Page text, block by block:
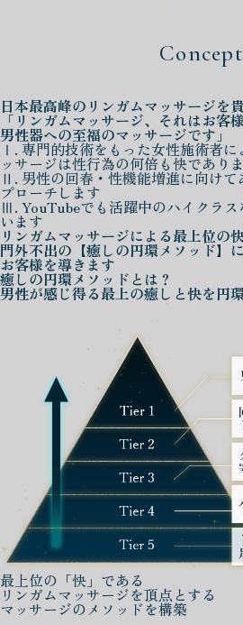
Concept
日本最高峰の リンガムマッサージを
「リンガムマッサージ、それはお客
男性器への至福のマッサージです」
Ⅰ. 専門的技術をもった女性施術者に
ッサージは性行為の何倍も快であり
Ⅱ. 男性の回春・性機能増進に向け
プローチします
Ⅲ. YouTubeでも活躍中のハイクラ
います
リンガムマッサージによる最上位の
門外不出の 【癒しの円環メソッド】
お客様を導きます
癒しの円環メソッド とは？
男性が感じ得る最上の癒しと快を円
最上位の「快」である
リンガムマッサージを頂点とする
マッサージのメソッドを構築